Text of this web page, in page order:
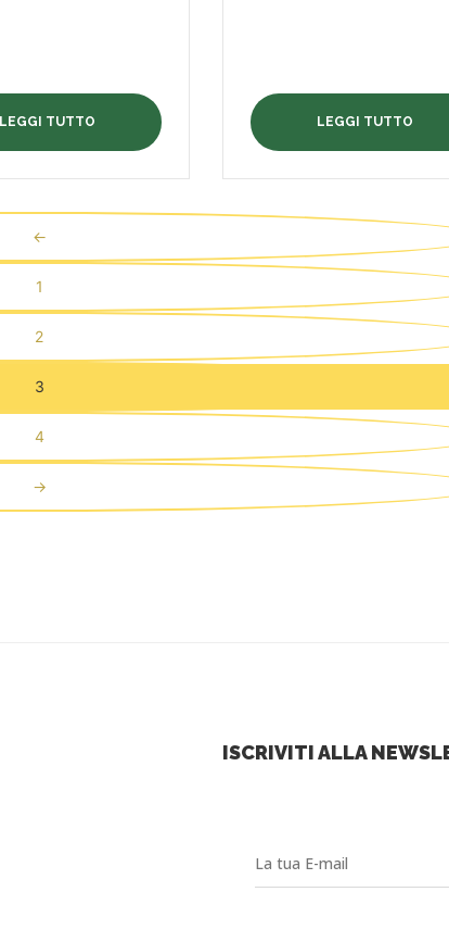
LEGGI TUTTO LEGGI TUTTO
←
1
2
3
4
→
ISCRIVITI ALLA